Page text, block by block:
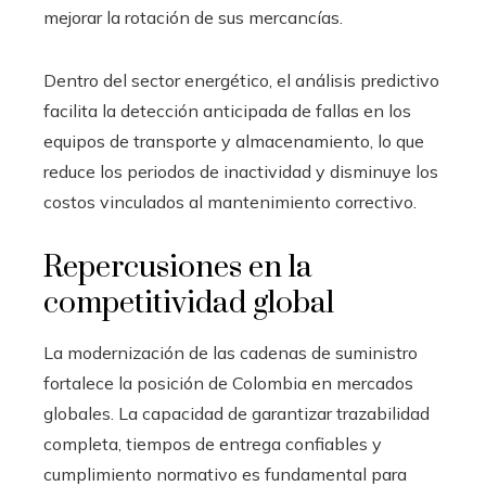
mejorar la rotación de sus mercancías.
Dentro del sector energético, el análisis predictivo
facilita la detección anticipada de fallas en los
equipos de transporte y almacenamiento, lo que
reduce los periodos de inactividad y disminuye los
costos vinculados al mantenimiento correctivo.
Repercusiones en la
competitividad global
La modernización de las cadenas de suministro
fortalece la posición de Colombia en mercados
globales. La capacidad de garantizar trazabilidad
completa, tiempos de entrega confiables y
cumplimiento normativo es fundamental para